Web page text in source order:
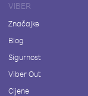
VIBER
Značajke
Blog
Sigurnost
Viber Out
Cijene